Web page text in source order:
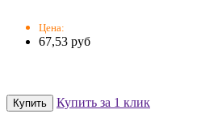
Цена:
67,53 руб
Купить за 1 клик